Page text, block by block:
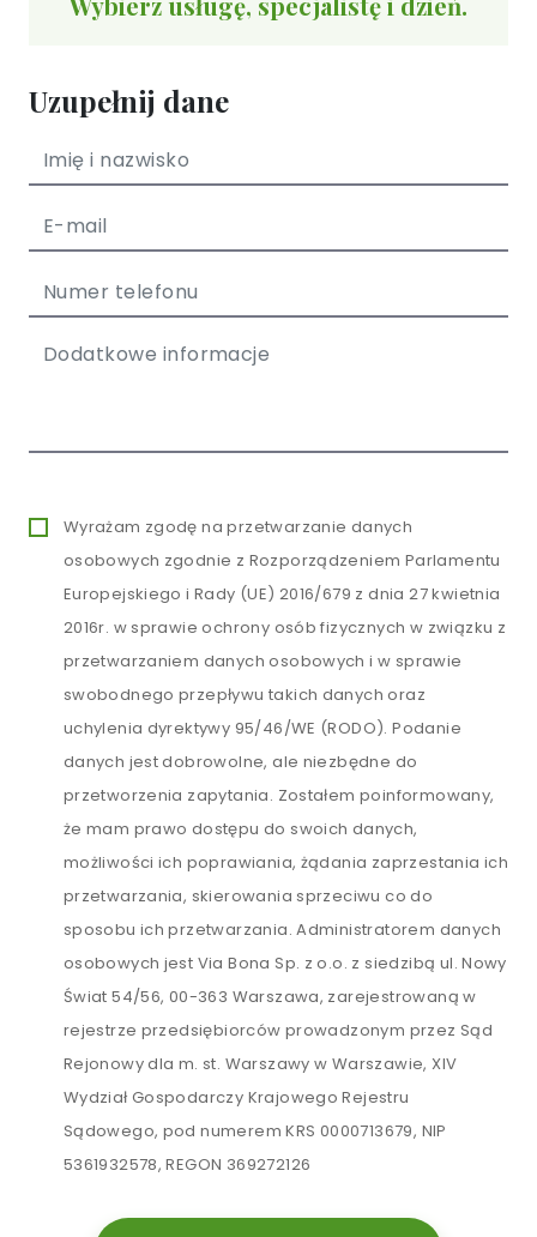
Uzupełnij dane
Wyrażam zgodę na przetwarzanie danych
osobowych zgodnie z Rozporządzeniem Parlamentu
Europejskiego i Rady (UE) 2016/679 z dnia 27 kwietnia
2016r. w sprawie ochrony osób fizycznych w związku z
przetwarzaniem danych osobowych i w sprawie
swobodnego przepływu takich danych oraz
uchylenia dyrektywy 95/46/WE (RODO). Podanie
danych jest dobrowolne, ale niezbędne do
przetworzenia zapytania. Zostałem poinformowany,
że mam prawo dostępu do swoich danych,
możliwości ich poprawiania, żądania zaprzestania ich
przetwarzania, skierowania sprzeciwu co do
sposobu ich przetwarzania. Administratorem danych
osobowych jest Via Bona Sp. z o.o. z siedzibą ul. Nowy
Świat 54/56, 00-363 Warszawa, zarejestrowaną w
rejestrze przedsiębiorców prowadzonym przez Sąd
Rejonowy dla m. st. Warszawy w Warszawie, XIV
Wydział Gospodarczy Krajowego Rejestru
Sądowego, pod numerem KRS 0000713679, NIP
5361932578, REGON 369272126